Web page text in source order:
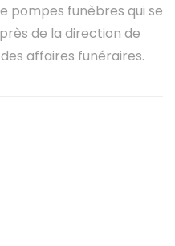
pompes funèbres qui se
de la direction de
affaires funéraires.